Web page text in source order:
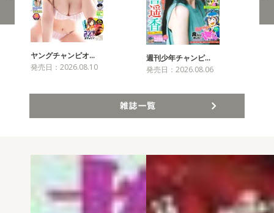
ヤングチャンピオ…
発売日：2026.08.10
週刊少年チャンピ…
発売日：2026.08.06